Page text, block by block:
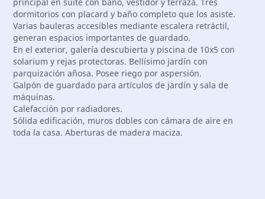
principal en suite con baño, vestidor y terraza. Tres
dormitorios con placard y baño completo que los asiste.
Varias bauleras accesibles mediante escalera retráctil,
generan espacios importantes de guardado.
En el exterior, galería descubierta y piscina de 10x5 con
solarium y rejas protectoras. Bellísimo jardín con
parquización añosa. Posee riego por aspersión.
Galpón de guardado para artículos de jardín y sala de
máquinas.
Calefacción por radiadores.
Sólida edificación, muros dobles con cámara de aire en
toda la casa. Aberturas de madera maciza.